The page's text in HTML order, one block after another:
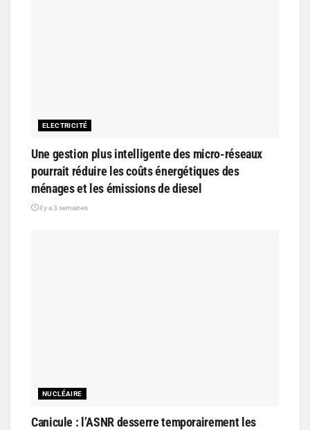
ELECTRICITÉ
Une gestion plus intelligente des micro-réseaux
pourrait réduire les coûts énergétiques des
ménages et les émissions de diesel
il y a 3 semaines
NUCLÉAIRE
Canicule : l’ASNR desserre temporairement les